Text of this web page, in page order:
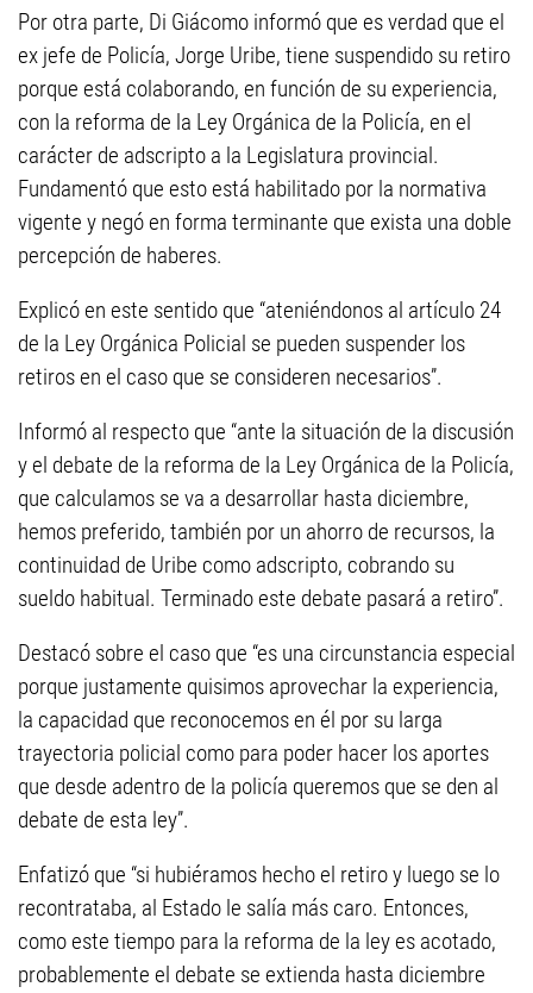
Por otra parte, Di Giácomo informó que es verdad que el
ex jefe de Policía, Jorge Uribe, tiene suspendido su retiro
porque está colaborando, en función de su experiencia,
con la reforma de la Ley Orgánica de la Policía, en el
carácter de adscripto a la Legislatura provincial.
Fundamentó que esto está habilitado por la normativa
vigente y negó en forma terminante que exista una doble
percepción de haberes.
Explicó en este sentido que “ateniéndonos al artículo 24
de la Ley Orgánica Policial se pueden suspender los
retiros en el caso que se consideren necesarios”.
Informó al respecto que “ante la situación de la discusión
y el debate de la reforma de la Ley Orgánica de la Policía,
que calculamos se va a desarrollar hasta diciembre,
hemos preferido, también por un ahorro de recursos, la
continuidad de Uribe como adscripto, cobrando su
sueldo habitual. Terminado este debate pasará a retiro”.
Destacó sobre el caso que “es una circunstancia especial
porque justamente quisimos aprovechar la experiencia,
la capacidad que reconocemos en él por su larga
trayectoria policial como para poder hacer los aportes
que desde adentro de la policía queremos que se den al
debate de esta ley”.
Enfatizó que “si hubiéramos hecho el retiro y luego se lo
recontrataba, al Estado le salía más caro. Entonces,
como este tiempo para la reforma de la ley es acotado,
probablemente el debate se extienda hasta diciembre